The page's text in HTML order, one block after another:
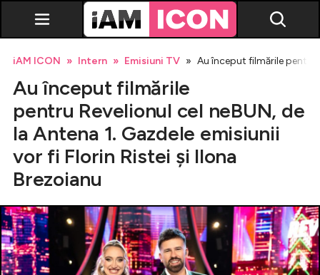
Vedete
Breaking news
Evenimente
Emisiuni TV
Horoscop
iAM ICON Intern Emisiuni TV Au început filmările pentru
Au început filmările
pentru Revelionul cel neBUN, de
la Antena 1. Gazdele emisiunii
vor fi Florin Ristei și Ilona
Brezoianu